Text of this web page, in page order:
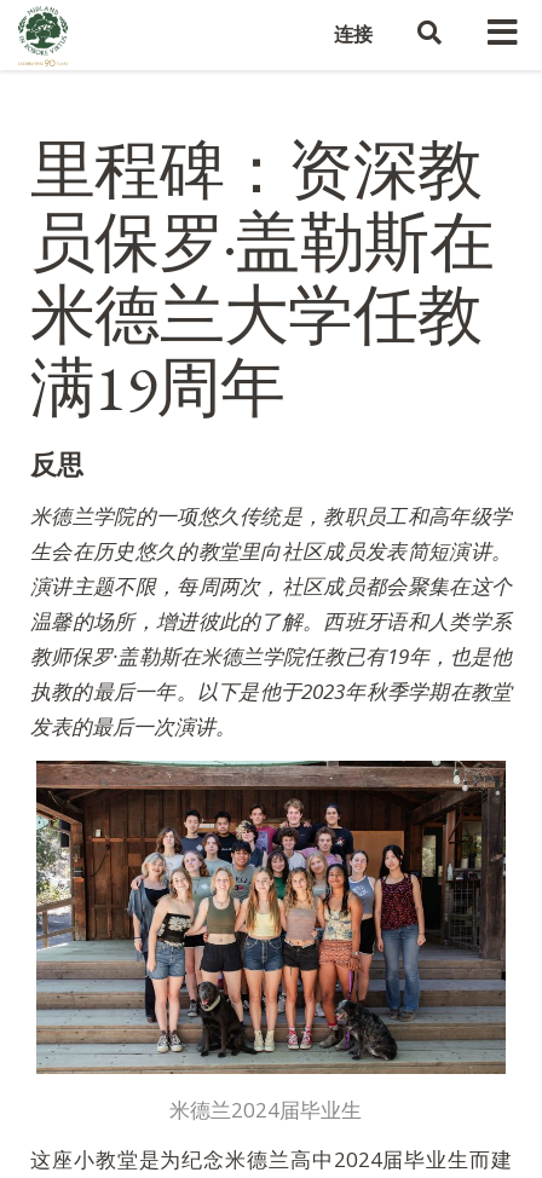
连接
里程碑：资深教
员保罗·盖勒斯在
米德兰大学任教
满19周年
反思
米德兰学院的一项悠久传统是，教职员工和高年级学
生会在历史悠久的教堂里向社区成员发表简短演讲。
演讲主题不限，每周两次，社区成员都会聚集在这个
温馨的场所，增进彼此的了解。西班牙语和人类学系
教师保罗·盖勒斯在米德兰学院任教已有19年，也是他
执教的最后一年。以下是他于2023年秋季学期在教堂
发表的最后一次演讲。
米德兰2024届毕业生
这座小教堂是为纪念米德兰高中2024届毕业生而建